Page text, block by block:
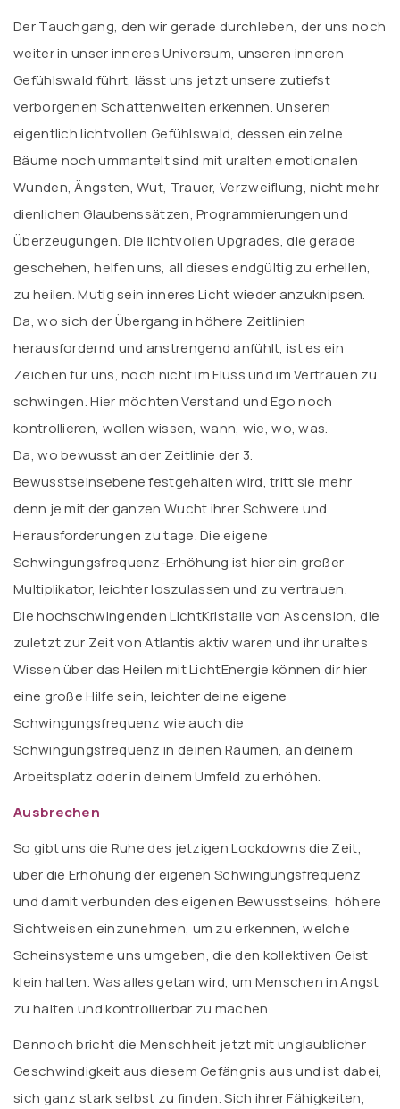
Der Tauchgang, den wir gerade durchleben, der uns noch
weiter in unser inneres Universum, unseren inneren
Gefühlswald führt, lässt uns jetzt unsere zutiefst
verborgenen Schattenwelten erkennen. Unseren
eigentlich lichtvollen Gefühlswald, dessen einzelne
Bäume noch ummantelt sind mit uralten emotionalen
Wunden, Ängsten, Wut, Trauer, Verzweiflung, nicht mehr
dienlichen Glaubenssätzen, Programmierungen und
Überzeugungen. Die lichtvollen Upgrades, die gerade
geschehen, helfen uns, all dieses endgültig zu erhellen,
zu heilen. Mutig sein inneres Licht wieder anzuknipsen.
Da, wo sich der Übergang in höhere Zeitlinien
herausfordernd und anstrengend anfühlt, ist es ein
Zeichen für uns, noch nicht im Fluss und im Vertrauen zu
schwingen. Hier möchten Verstand und Ego noch
kontrollieren, wollen wissen, wann, wie, wo, was.
Da, wo bewusst an der Zeitlinie der 3.
Bewusstseinsebene festgehalten wird, tritt sie mehr
denn je mit der ganzen Wucht ihrer Schwere und
Herausforderungen zu tage. Die eigene
Schwingungsfrequenz-Erhöhung ist hier ein großer
Multiplikator, leichter loszulassen und zu vertrauen.
Die hochschwingenden LichtKristalle von Ascension, die
zuletzt zur Zeit von Atlantis aktiv waren und ihr uraltes
Wissen über das Heilen mit LichtEnergie können dir hier
eine große Hilfe sein, leichter deine eigene
Schwingungsfrequenz wie auch die
Schwingungsfrequenz in deinen Räumen, an deinem
Arbeitsplatz oder in deinem Umfeld zu erhöhen.
Ausbrechen
So gibt uns die Ruhe des jetzigen Lockdowns die Zeit,
über die Erhöhung der eigenen Schwingungsfrequenz
und damit verbunden des eigenen Bewusstseins, höhere
Sichtweisen einzunehmen, um zu erkennen, welche
Scheinsysteme uns umgeben, die den kollektiven Geist
klein halten. Was alles getan wird, um Menschen in Angst
zu halten und kontrollierbar zu machen.
Dennoch bricht die Menschheit jetzt mit unglaublicher
Geschwindigkeit aus diesem Gefängnis aus und ist dabei,
sich ganz stark selbst zu finden. Sich ihrer Fähigkeiten,